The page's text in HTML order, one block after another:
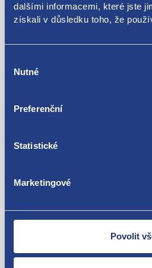
dalšími informacemi, které jste
získali v důsledku toho, že
souhlasu
Nutné
Preferenční
Statistické
Marketingové
Povolit
ND8003 32010JY76E
Renault Koleos I 2008- 2.0 dCi -
Zboží můžete vrátit
zakoupení. Nebo vám